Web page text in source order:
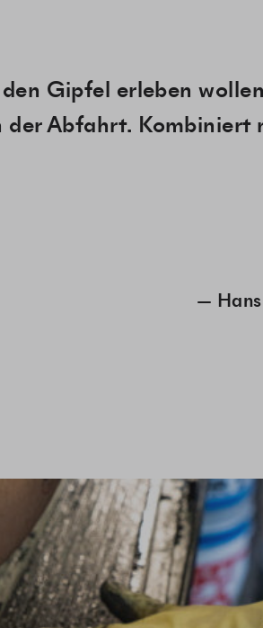
den Gipfel erleben
der Abfahrt. Kombiniert